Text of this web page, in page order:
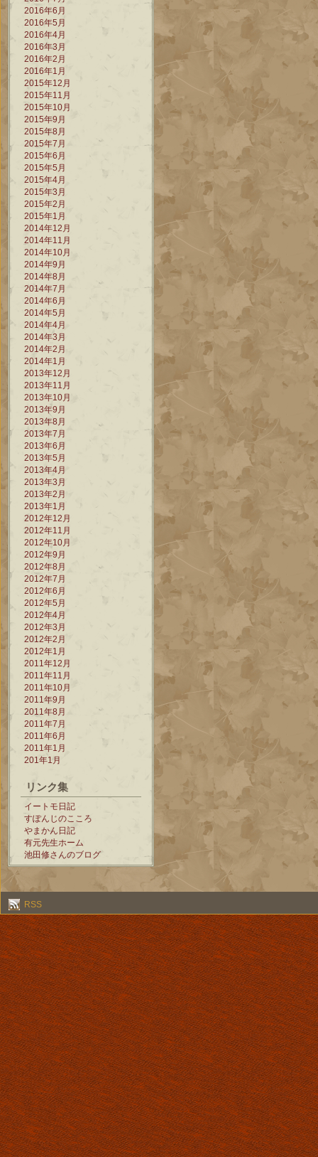
2016年6月
2016年5月
2016年4月
2016年3月
2016年2月
2016年1月
2015年12月
2015年11月
2015年10月
2015年9月
2015年8月
2015年7月
2015年6月
2015年5月
2015年4月
2015年3月
2015年2月
2015年1月
2014年12月
2014年11月
2014年10月
2014年9月
2014年8月
2014年7月
2014年6月
2014年5月
2014年4月
2014年3月
2014年2月
2014年1月
2013年12月
2013年11月
2013年10月
2013年9月
2013年8月
2013年7月
2013年6月
2013年5月
2013年4月
2013年3月
2013年2月
2013年1月
2012年12月
2012年11月
2012年10月
2012年9月
2012年8月
2012年7月
2012年6月
2012年5月
2012年4月
2012年3月
2012年2月
2012年1月
2011年12月
2011年11月
2011年10月
2011年9月
2011年8月
2011年7月
2011年6月
2011年1月
201年1月
リンク集
イートモ日記
すぽんじのこころ
やまかん日記
有元先生ホーム
池田修さんのブログ
RSS